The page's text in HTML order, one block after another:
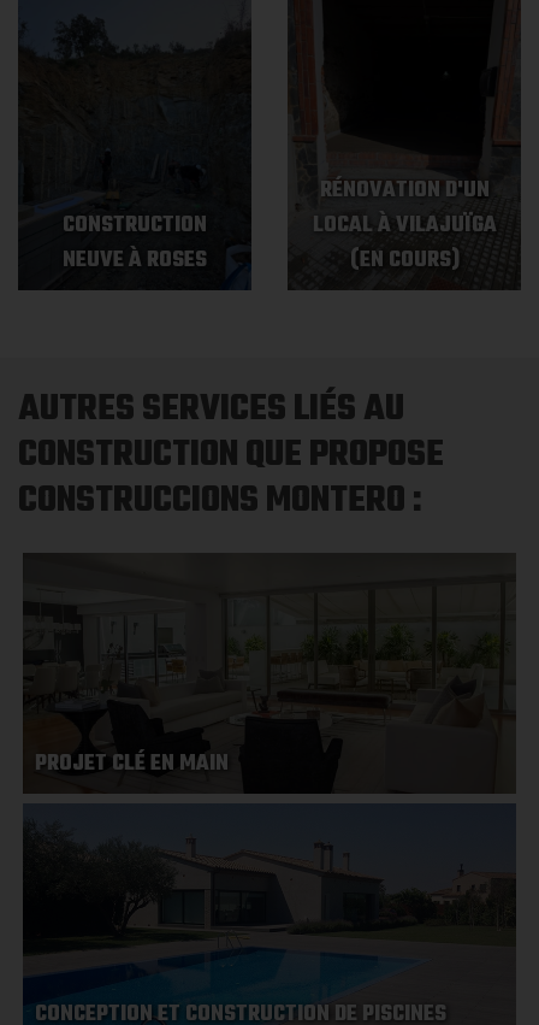
CONSTRUCTION
NEUVE À ROSES
RÉNOVATION D'UN
LOCAL À VILAJUÏGA
(EN COURS)
AUTRES SERVICES LIÉS AU
CONSTRUCTION QUE PROPOSE
CONSTRUCCIONS MONTERO :
PROJET CLÉ EN MAIN
CONCEPTION ET CONSTRUCTION DE PISCINES